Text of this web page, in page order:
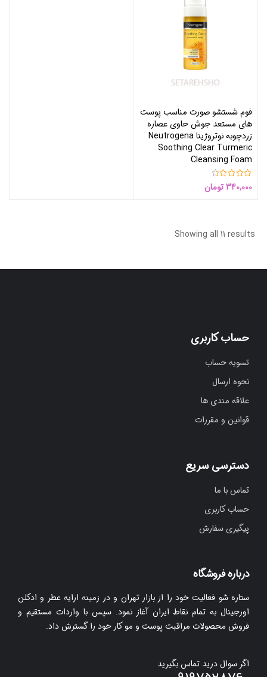
فوم شستشو صورت مناسب پوست
های مستعد جوش حاوی عصاره
زردچوبه نوتروژینا Neutrogena
Soothing Clear Turmeric
Cleansing Foam
340,000تومان
Showing all 11 results
حساب کاربری
تسویه حساب
نحوه ارسال
علاقه مندی ها
قوانین و مقررات
دسترسی سریع
تماس با ما
حساب کاربری
پیگیری سفارش
درباره فروشگاه
ستاره شو فعالیت خود را از بازار تهران و در زمینه ارایه عطر و ادکلن
اورجینال به تمام نقاط ایران آغاز نمود. سپس با واردات مستقیم و
فروش محصولات مراقبت پوست و مو کار خود را گسترش داد.
اگر سوال درید تماس بگیرید